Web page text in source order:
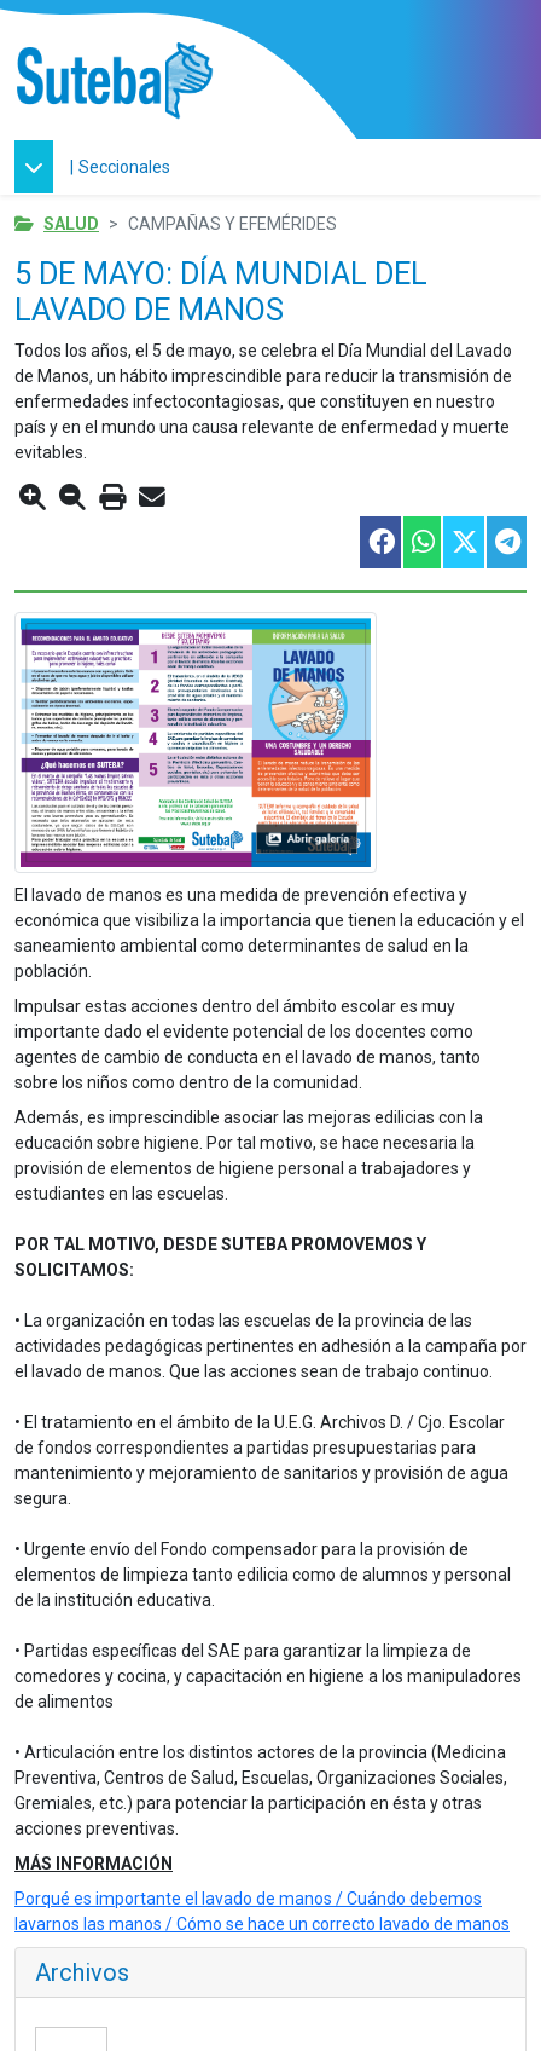
| Seccionales
SALUD CAMPAÑAS Y EFEMÉRIDES
5 DE MAYO: DÍA MUNDIAL DEL
LAVADO DE MANOS
Todos los años, el 5 de mayo, se celebra el Día Mundial del Lavado
de Manos, un hábito imprescindible para reducir la transmisión de
enfermedades infectocontagiosas, que constituyen en nuestro
país y en el mundo una causa relevante de enfermedad y muerte
evitables.
El lavado de manos es una medida de prevención efectiva y
económica que visibiliza la importancia que tienen la educación y el
saneamiento ambiental como determinantes de salud en la
población.
Impulsar estas acciones dentro del ámbito escolar es muy
importante dado el evidente potencial de los docentes como
agentes de cambio de conducta en el lavado de manos, tanto
sobre los niños como dentro de la comunidad.
Además, es imprescindible asociar las mejoras edilicias con la
educación sobre higiene. Por tal motivo, se hace necesaria la
provisión de elementos de higiene personal a trabajadores y
estudiantes en las escuelas.
POR TAL MOTIVO, DESDE SUTEBA PROMOVEMOS Y
SOLICITAMOS:
• La organización en todas las escuelas de la provincia de las
actividades pedagógicas pertinentes en adhesión a la campaña por
el lavado de manos. Que las acciones sean de trabajo continuo.
• El tratamiento en el ámbito de la U.E.G. Archivos D. / Cjo. Escolar
de fondos correspondientes a partidas presupuestarias para
mantenimiento y mejoramiento de sanitarios y provisión de agua
segura.
• Urgente envío del Fondo compensador para la provisión de
elementos de limpieza tanto edilicia como de alumnos y personal
de la institución educativa.
• Partidas específicas del SAE para garantizar la limpieza de
comedores y cocina, y capacitación en higiene a los manipuladores
de alimentos
• Articulación entre los distintos actores de la provincia (Medicina
Preventiva, Centros de Salud, Escuelas, Organizaciones Sociales,
Gremiales, etc.) para potenciar la participación en ésta y otras
acciones preventivas.
MÁS INFORMACIÓN
Porqué es importante el lavado de manos / Cuándo debemos
lavarnos las manos / Cómo se hace un correcto lavado de manos
Archivos